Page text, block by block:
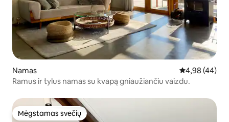
Namas Vidutinis
4,98 (44)
Ramus ir tylus namas su kvapą gniaužiančiu vaizdu.
Mėgstamas svečių
Mėgstamas svečių